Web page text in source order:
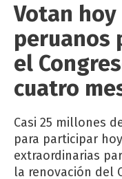
Votan
peruanos
el
cuatro
Casi 25 millones
para participar
extraordinarias
la renovación del